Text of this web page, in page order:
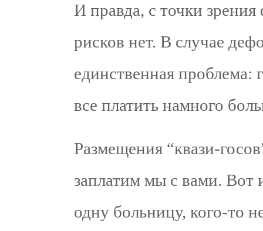
И правда, с точки
рисков нет. В случае
единственная проблема:
все платить намного
Размещения “квази-
заплатим мы с вами. Вот
одну больницу, кого-то